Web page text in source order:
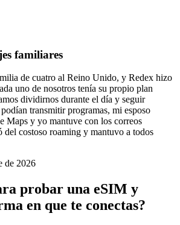
familiares
de cuatro al Reino Unido, y Redex hizo
uno de nosotros tenía su propio plan
dividirnos durante el día y seguir
transmitir programas, mi esposo
Maps y yo mantuve con los correos
del costoso roaming y mantuvo a todos
de 2026
probar una eSIM y
en que te conectas?